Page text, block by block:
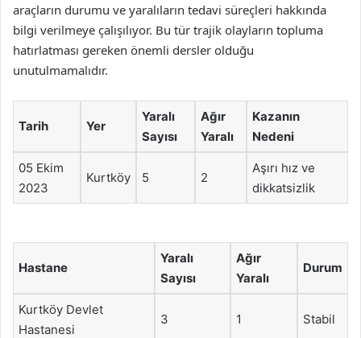
araçların durumu ve yaralıların tedavi süreçleri hakkında
bilgi verilmeye çalışılıyor. Bu tür trajik olayların topluma
hatırlatması gereken önemli dersler olduğu
unutulmamalıdır.
Tarih Yer
Yaralı
Sayısı
Ağır
Yaralı
Kazanın
Nedeni
05 Ekim
2023
Kurtköy 5 2
Aşırı hız ve
dikkatsizlik
Hastane
Yaralı
Sayısı
Ağır
Yaralı
Durum
Kurtköy Devlet
Hastanesi
3 1 Stabil